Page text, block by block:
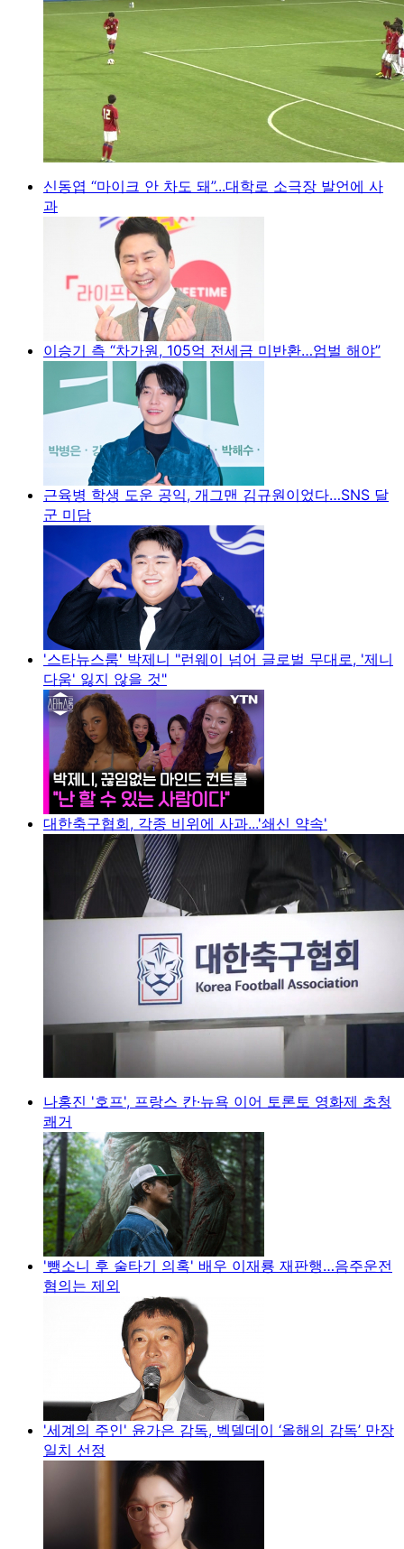
신동엽 “마이크 안 차도 돼”...대학로 소극장 발언에 사
과
이승기 측 “차가원, 105억 전세금 미반환…엄벌 해야”
근육병 학생 도운 공익, 개그맨 김규원이었다…SNS 달
군 미담
'스타뉴스룸' 박제니 "런웨이 넘어 글로벌 무대로, '제니
다움' 잃지 않을 것"
대한축구협회, 각종 비위에 사과...'쇄신 약속'
나홍진 '호프', 프랑스 칸·뉴욕 이어 토론토 영화제 초청
쾌거
'뺑소니 후 술타기 의혹' 배우 이재룡 재판행…음주운전
혐의는 제외
'세계의 주인' 윤가은 감독, 벡델데이 ‘올해의 감독’ 만장
일치 선정